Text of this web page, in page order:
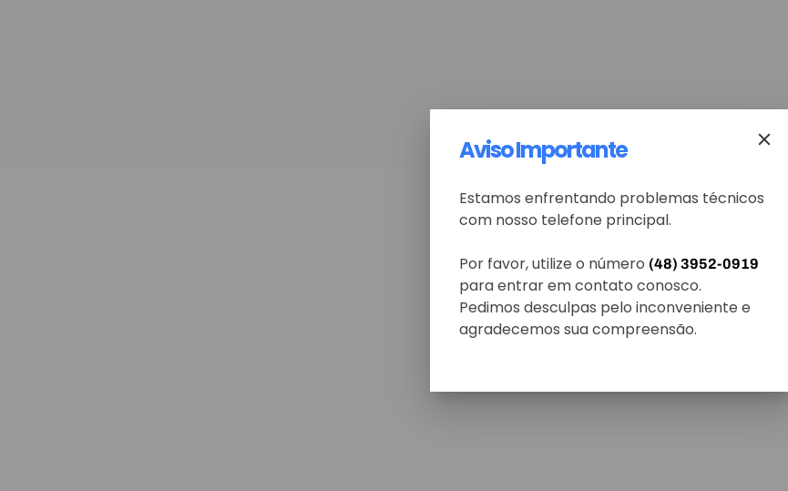
Aviso Importante
Estamos enfrentando problemas técnicos
com nosso telefone principal.
Por favor, utilize o número (48) 3952-0919
para entrar em contato conosco.
Pedimos desculpas pelo inconveniente e
agradecemos sua compreensão.